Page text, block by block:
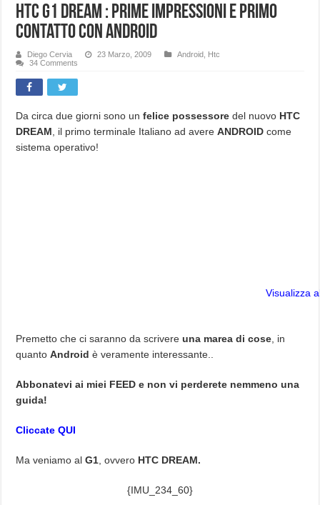
HTC G1 DREAM : prime impressioni e primo
contatto con ANDROID
Diego Cervia 23 Marzo, 2009 Android Htc
34 Comments
Da circa due giorni sono un felice possessore del nuovo HTC
DREAM , il primo terminale Italiano ad avereANDROIDcome
sistema operativo!
Visualizza
Premetto che ci saranno da scrivereuna marea di cose , in
quantoAndroid è veramente interessante..
Abbonatevi ai miei FEED e non vi perderete nemmeno una
guida!
Cliccate QUI
Ma veniamo alG1 , ovvero HTC DREAM.
{IMU_234_60}